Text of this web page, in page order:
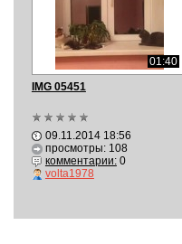
01:40
IMG 05451
09.11.2014 18:56
просмотры: 108
комментарии:0
volta1978